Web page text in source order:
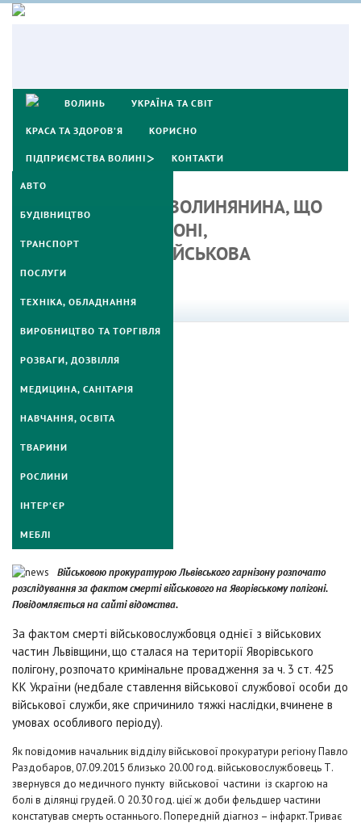
ВОЛИНЬ УКРАЇНА ТА СВІТ
КРАСА ТА ЗДОРОВ’Я КОРИСНО
ПІДПРИЄМСТВА ВОЛИНІ
АВТО
БУДІВНИЦТВО
ТРАНСПОРТ
ПОСЛУГИ
ТЕХНІКА, ОБЛАДНАННЯ
ВИРОБНИЦТВО ТА ТОРГІВЛЯ
РОЗВАГИ, ДОЗВІЛЛЯ
МЕДИЦИНА, САНІТАРІЯ
НАВЧАННЯ, ОСВІТА
ТВАРИНИ
РОСЛИНИ
ІНТЕР’ЄР
МЕБЛІ
КОНТАКТИ
ПРИЧИНИ СМЕРТІ ВОЛИНЯНИНА, ЩО
ЗАГИНУВ НА ПОЛІГОНІ,
З’ЯСОВУВАТИМЕ ВІЙСЬКОВА
ПРОКУРАТУРА
Військовою прокуратурою Львівського гарнізону розпочато
розслідування за фактом смерті військового на Яворівському полігоні.
Повідомляється на сайті відомства.
За фактом смерті військовослужбовця однієї з військових
частин Львівщини, що сталася на території Яворівського
полігону, розпочато кримінальне провадження за ч. 3 ст. 425
КК України (недбале ставлення військової службової особи до
військової служби, яке спричинило тяжкі наслідки, вчинене в
умовах особливого періоду).
Як повідомив начальник відділу військової прокуратури регіону Павло
Раздобаров, 07.09.2015 близько 20.00 год. військовослужбовець Т.
звернувся до медичного пункту військової частини із скаргою на
болі в ділянці грудей. О 20.30 год. цієї ж доби фельдшер частини
констатував смерть останнього. Попередній діагноз – інфаркт.Триває